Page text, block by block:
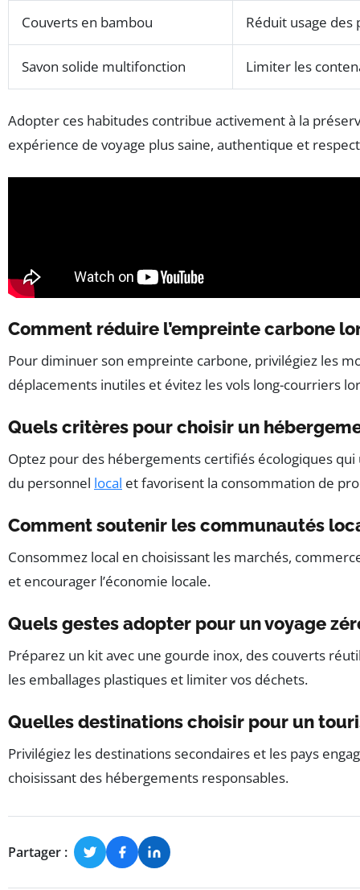
Couverts en bambou Réduit usage des
Savon solide multifonction Limiter les
Adopter ces habitudes contribue activement à la
expérience de voyage plus saine, authentique et
Comment réduire l’empreinte carbone
Pour diminuer son empreinte carbone, privilégiez les
déplacements inutiles et évitez les vols long-courriers
Quels critères pour choisir un
Optez pour des hébergements certifiés écologiques
du personnel local et favorisent la consommation de
Comment soutenir les communautés
Consommez local en choisissant les marchés,
et encourager l’économie locale.
Quels gestes adopter pour un voyage
Préparez un kit avec une gourde inox, des couverts
les emballages plastiques et limiter vos déchets.
Quelles destinations choisir pour un
Privilégiez les destinations secondaires et les pays
choisissant des hébergements responsables.
Partager :